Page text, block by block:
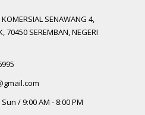
SENAWANG 4,
70450 SEREMBAN, NEGERI
/ 9:00 AM - 8:00 PM